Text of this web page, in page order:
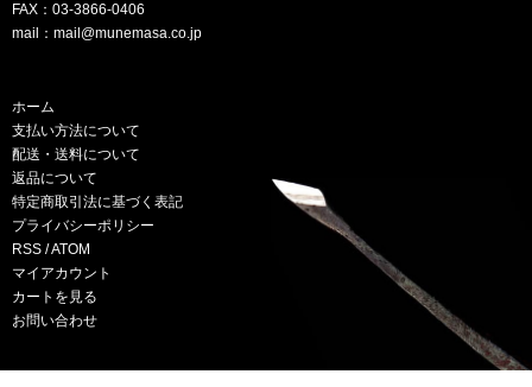
FAX：03-3866-0406
mail：mail@munemasa.co.jp
ホーム
支払い方法について
配送・送料について
返品について
特定商取引法に基づく表記
プライバシーポリシー
RSS / ATOM
マイアカウント
カートを見る
お問い合わせ